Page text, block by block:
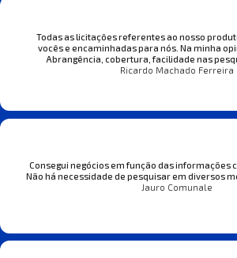
Todas as licitações referentes ao nosso
vocês e encaminhadas para nós. Na minha
Abrangência, cobertura, facilidade nas
Ricardo Machado Ferreira
Consegui negócios em função das informações
Não há necessidade de pesquisar em diversos
Jauro Comunale